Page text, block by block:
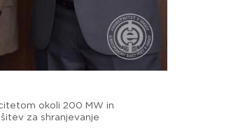
okoli 200 MW in
za shranjevanje